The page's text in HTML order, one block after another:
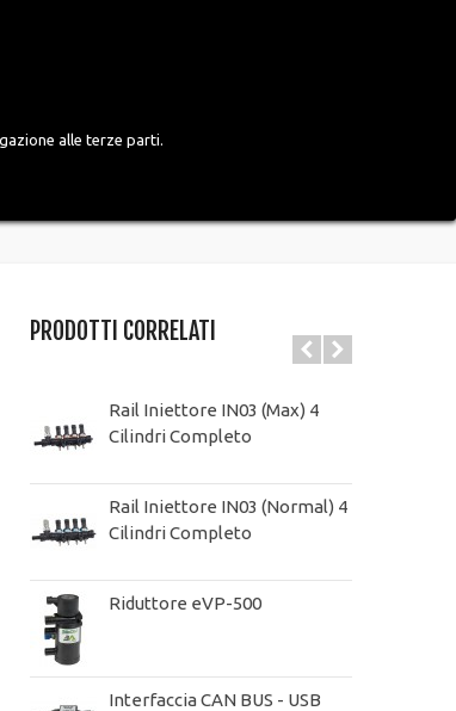
alle terze parti.
PRODOTTI CORRELATI
Rail Iniettore IN03 (Max) 4
Cilindri Completo
Rail Iniettore IN03 (Normal) 4
Cilindri Completo
Riduttore eVP-500
Interfaccia CAN BUS - USB